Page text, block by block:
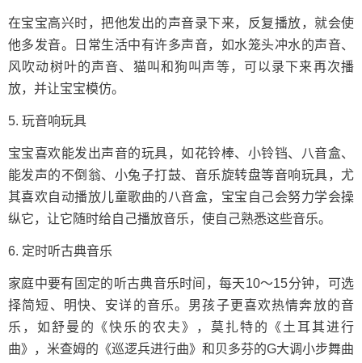
在宝宝高兴时，把他发出的声音录下来，反复播放，就会使
他多发音。日常生活中有许多声音，如水笼头冲水的声音、
风吹动树叶的声音、猫叫和狗叫声等，可以录下来再次播
放，并让宝宝模仿。
5. 玩音响玩具
宝宝喜欢能发出声音的玩具，如花铃棒、小铃铛、八音盒、
能发声的不倒翁、小兔子打鼓、音乐旋转盘等音响玩具，尤
其喜欢自动播放儿童歌曲的八音盒，宝宝自己会努力学会操
纵它，让它随时给自己播放音乐，使自己熟悉这些音乐。
6. 定时听古典音乐
家庭中要有固定的听古典音乐时间，每天10～15分钟，可选
择简短、明快、安详的音乐。男孩子更喜欢热情奔放的音
乐，如舒曼的《快乐的农夫》，莫扎特的《土耳其进行
曲》，米查姆的《巡逻兵进行曲》和贝多芬的G大调小步舞曲